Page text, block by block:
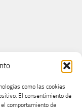
como las cookies
El consentimiento de
comportamiento de